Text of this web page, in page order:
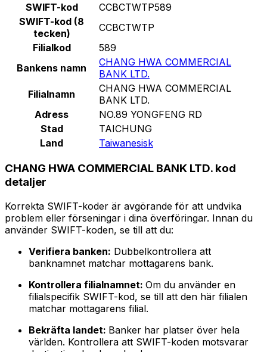
SWIFT-kod
CCBCTWTP589
SWIFT-kod (8
tecken)
CCBCTWTP
Filialkod
589
Bankens namn
CHANG HWA COMMERCIAL
BANK LTD.
Filialnamn
CHANG HWA COMMERCIAL
BANK LTD.
Adress
NO.89 YONGFENG RD
Stad
TAICHUNG
Land
Taiwanesisk
CHANG HWA COMMERCIAL BANK LTD. kod
detaljer
Korrekta SWIFT-koder är avgörande för att undvika
problem eller förseningar i dina överföringar. Innan du
använder SWIFT-koden, se till att du:
Verifiera banken: Dubbelkontrollera att
banknamnet matchar mottagarens bank.
Kontrollera filialnamnet: Om du använder en
filialspecifik SWIFT-kod, se till att den här filialen
matchar mottagarens filial.
Bekräfta landet: Banker har platser över hela
världen. Kontrollera att SWIFT-koden motsvarar